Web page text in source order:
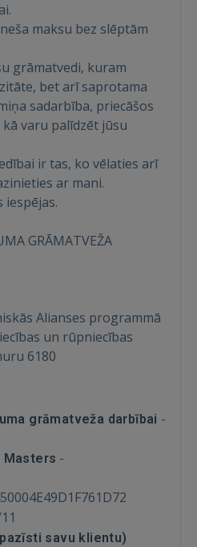
with Apple
reģistrējies?
maksu bez slēptām
grāmatvedi, kuram
bet arī saprotama
sadarbība, priecāšos
varu palīdzēt jūsu
ir tas, ko vēlaties arī
ar mani.
iespējas.
GRĀMATVEŽA
Alianses programmā
un rūpniecības
6180
grāmatveža darbībai -
Masters -
savu klientu)